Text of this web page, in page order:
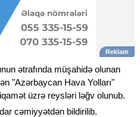
ətrafında müşahidə olunan
"Azərbaycan Hava Yolları"
üzrə reysləri ləğv olunub.
cəmiyyətdən bildirilib.